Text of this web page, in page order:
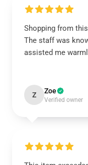
Shopping from
The staff was
assisted me
Z Zoe
Verified owner